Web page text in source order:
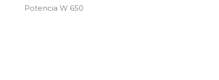
Potencia W 650